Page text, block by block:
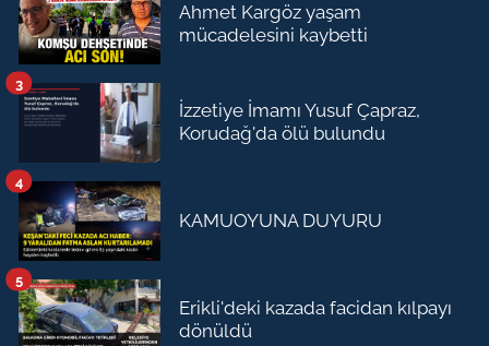
Ahmet Kargöz yaşam
mücadelesini kaybetti
İzzetiye İmamı Yusuf Çapraz,
Korudağ'da ölü bulundu
3
KAMUOYUNA DUYURU
4
Erikli'deki kazada facidan kılpayı
dönüldü
5